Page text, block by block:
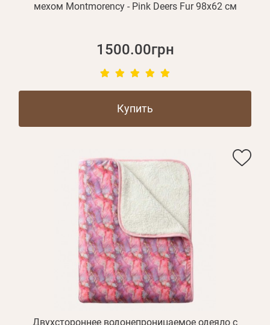
мехом Montmorency - Pink Deers Fur 98х62 см
1500.00грн
Купить
Двухстороннее водонепроницаемое одеяло с
Забыли пароль?
Личные данные